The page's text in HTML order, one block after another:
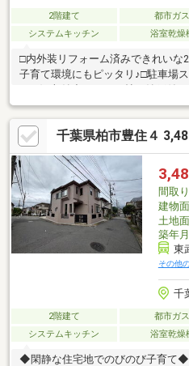
2階建て 都市ガス
システムキッチン
浴室乾燥
□内外装リフォーム済みできれいな
子育て環境にもピッタリ♪□駐車場
駅利用可能で通勤、通学も便利♪【
校：徒歩12分○柏市立中原中学校
徒歩8分○くりの木幼稚園：徒歩7分
○生鮮市場TOP南柏店：徒歩17分○
徒歩8分
千葉県柏市豊住４
間取り
建物
土地
築年月
東
その他
千
2階建て 都市ガス
システムキッチン
浴室乾燥
◆閑静な住宅地でのびのび子育て◆